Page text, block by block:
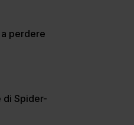
perdere
di Spider-